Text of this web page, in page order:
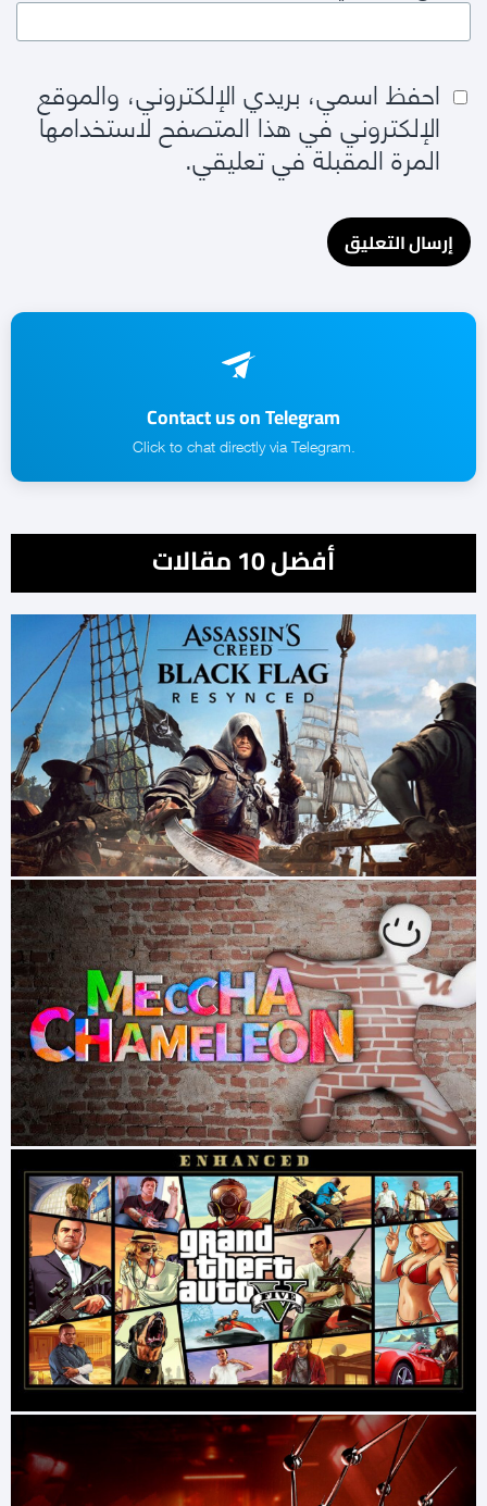
احفظ اسمي، بريدي الإلكتروني، والموقع
الإلكتروني في هذا المتصفح لاستخدامها
المرة المقبلة في تعليقي.
Contact us on Telegram
.Click to chat directly via Telegram
أفضل 10 مقالات